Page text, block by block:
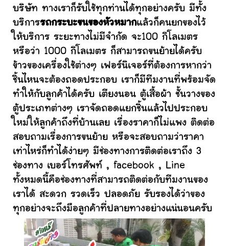
บริษัท ทางเราก็รับใช้ทุกท่านได้ทุกอย่างครับ มีทั้ง
บริการรถกระบะขนของหัวหมากแล้วก็คนยกของไว้
ให้บริการ ระยะทางไม่มีจำกัด จะ100 กิโลเมตร
หรือว่า 1000 กิโลเมตร ก็สามารถขนย้ายได้ครับ
ข้าวของเครื่องใช้ต่างๆ เฟอร์นิเจอร์ที่ต้องการหากว่า
ชิ้นไหนจะต้องถอดประกอบ เราก็มีทีมงานที่พร้อมจัด
ทำให้กับลูกค้าได้ครับ เตียงนอน ตู้เสื้อผ้า ชั้นวางของ
ตู้ประเภทต่างๆ เราจัดถอดแยกชิ้นแล้วไปประกอบ
ใหม่ให้ลูกค้าถึงที่บ้านเลย เรื่องราคาก็ไม่แพง ติดต่อ
สอบถามเรื่องการขนย้าย หรือจะสอบถามว่าราคา
เท่าไหร่ก็ทำได้ง่ายๆ มีช่องทางการติดต่อเราถึง 3
ช่องทาง เบอร์โทรศัพท์ , facebook , Line
ทั้งหมดนี้คือช่องทางที่สามารถติดต่อกับทีมงานของ
เราได้ สะดวก รวดเร็ว ปลอดภัย รับรองได้ว่าของ
ทุกอย่างจะถึงมือลูกค้าที่ปลายทางอย่างแน่นอนครับ